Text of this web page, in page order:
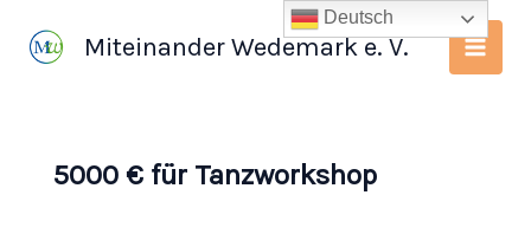
Inhalt
Miteinander Wedemark e. V.
5000 € für Tanzworkshop
Deutsch